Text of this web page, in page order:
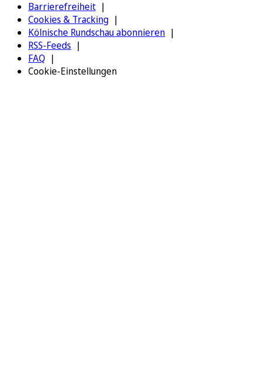
Barrierefreiheit
Cookies & Tracking
Kölnische Rundschau abonnieren
RSS-Feeds
FAQ
Cookie-Einstellungen